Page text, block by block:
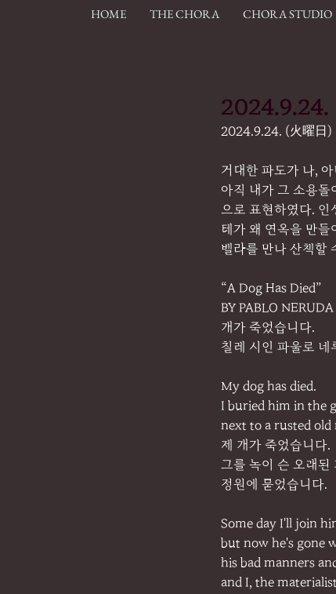
HOME THE CHORA CHORA STUDIO
2024.9.24.
2024.9.24. (火曜日)
거대한 파도가 나,
아직 내가 그 소용돌
으로 표현하였다.
테가 왜 연옥을 만들
벨라를 만나 산책할
“A Dog Has Died”
BY PABLO NERUDA
개가 죽었습니다.
칠레 시인 파울로 네
My dog has died.
I buried him in the
next to a rusted old
제 개가 죽었습니다.
그를 녹이 슨 오래된
정원에 묻었습니다.
Some day I'll join
but now he's gone
his bad manners
and I, the